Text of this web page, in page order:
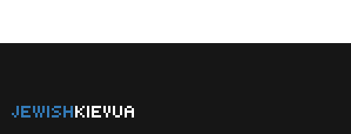
JEWISHKIEVUA